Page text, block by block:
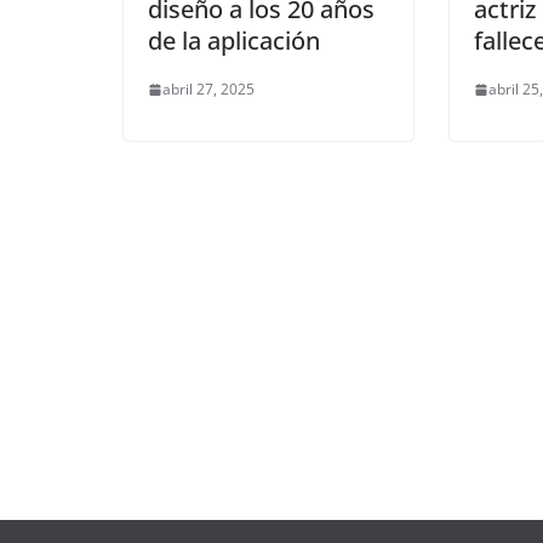
diseño a los 20 años
de la aplicación
abril 27, 2025
actriz
abril